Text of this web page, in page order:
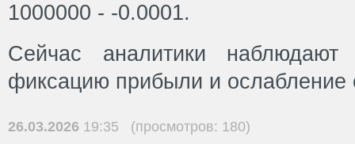
1000000 - -0.0001.
Сейчас аналитики
фиксацию прибыли и ослабление
26.03.2026 19:35 (просмотров: 180)